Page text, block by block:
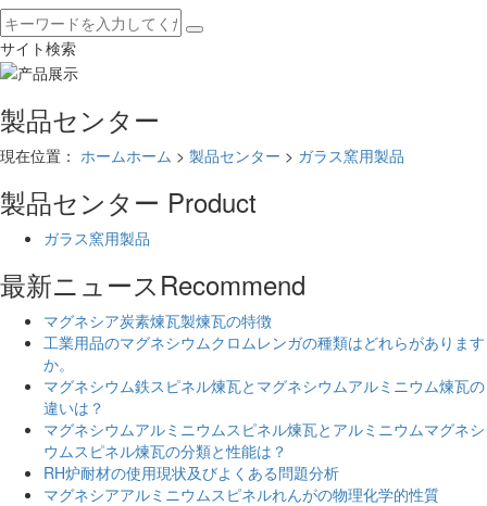
サイト検索
製品センター
現在位置： ホームホーム > 製品センター > ガラス窯用製品
製品センター Product
ガラス窯用製品
最新ニュースRecommend
マグネシア炭素煉瓦製煉瓦の特徴
工業用品のマグネシウムクロムレンガの種類はどれらがあります
か。
マグネシウム鉄スピネル煉瓦とマグネシウムアルミニウム煉瓦の
違いは？
マグネシウムアルミニウムスピネル煉瓦とアルミニウムマグネシ
ウムスピネル煉瓦の分類と性能は？
RH炉耐材の使用現状及びよくある問題分析
マグネシアアルミニウムスピネルれんがの物理化学的性質